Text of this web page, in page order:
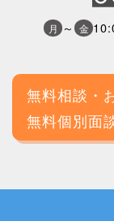
月 ～ 金
無料相談・
無料個別面